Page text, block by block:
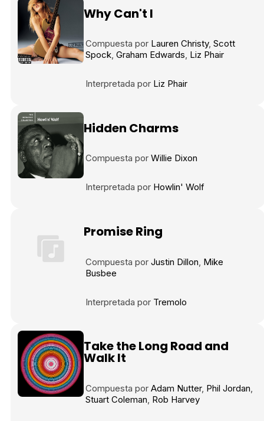
Why Can't I
Compuesta por Lauren Christy Scott
Spock Graham Edwards Liz Phair
Interpretada por Liz Phair
Hidden Charms
Compuesta por Willie Dixon
Interpretada por Howlin' Wolf
Promise Ring
Compuesta por Justin Dillon Mike
Busbee
Interpretada por Tremolo
Take the Long Road and
Walk It
Compuesta por Adam Nutter Phil Jordan
Stuart Coleman Rob Harvey